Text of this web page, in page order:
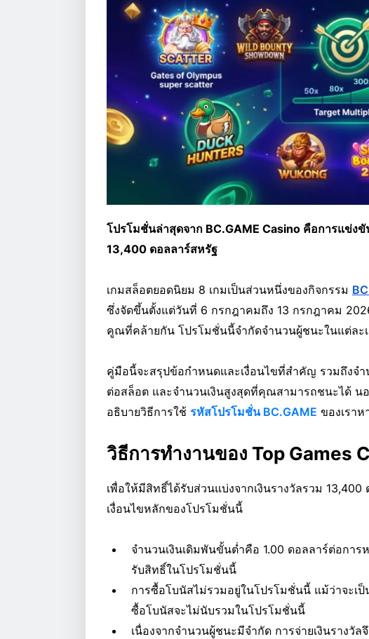
โปรโมชั่นล่าสุดจาก BC.GAME Casino คือการแข่ง
13,400 ดอลลาร์สหรัฐ
เกมสล็อตยอดนิยม 8 เกมเป็นส่วนหนึ่งของกิจกรรม
ซึ่งจัดขึ้นตั้งแต่วันที่ 6 กรกฎาคมถึง 13 กรกฎาคม
คูณที่คล้ายกัน โปรโมชั่นนี้จำกัดจำนวนผู้ชนะในแต่ละ
คู่มือนี้จะสรุปข้อกำหนดและเงื่อนไขที่สำคัญ รวมถึงจ
ต่อสล็อต และจำนวนเงินสูงสุดที่คุณสามารถชนะได้ นอ
อธิบายวิธีการใช้ รหัสโปรโมชั่น BC.GAME ของเรา
วิธีการทำงานของ Top Games
เพื่อให้มีสิทธิ์ได้รับส่วนแบ่งจากเงินรางวัลรวม
เงื่อนไขหลักของโปรโมชั่นนี้
จำนวนเงินเดิมพันขั้นต่ำคือ 1.00 ดอลลาร์ต่อกา
รับสิทธิ์ในโปรโมชั่นนี้
การซื้อโบนัสไม่รวมอยู่ในโปรโมชั่นนี้ แม้ว่าจะเ
ซื้อโบนัสจะไม่นับรวมในโปรโมชั่นนี้
เนื่องจากจำนวนผู้ชนะมีจำกัด การจ่ายเงินรางวั